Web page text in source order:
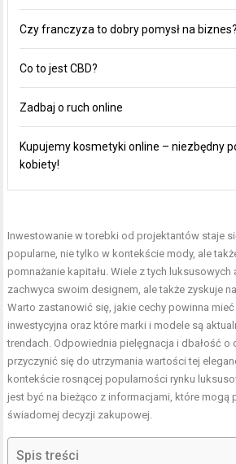
Czy franczyza to dobry pomysł na biznes?
Co to jest CBD?
Zadbaj o ruch online
Kupujemy kosmetyki online – niezbędny
kobiety!
Inwestowanie w torebki od projektantów staje
popularne, nie tylko w kontekście mody, ale
pomnażanie kapitału. Wiele z tych
zachwyca swoim designem, ale także zyskuje
Warto zastanowić się, jakie cechy powinna
inwestycyjna oraz które marki i modele są
trendach. Odpowiednia pielęgnacja i dbałość
przyczynić się do utrzymania wartości tej
kontekście rosnącej popularności rynku
jest być na bieżąco z informacjami, które mogą
świadomej decyzji zakupowej.
Spis treści